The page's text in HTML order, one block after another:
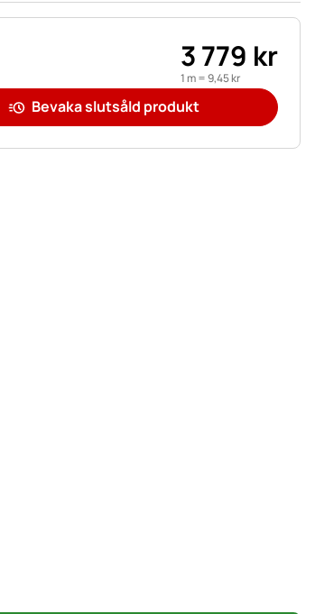
3 779 kr
1 m =9,45kr
Bevaka slutsåld produkt